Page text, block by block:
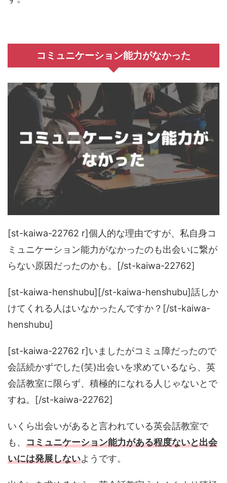
コミュニケーション能力がなかった
[st-kaiwa-22762 r]個人的な理由ですが、私自身コ
ミュニケーション能力がなかったのも出会いに繋が
らない原因だったのかも。[/st-kaiwa-22762]
[st-kaiwa-henshubu][/st-kaiwa-henshubu]話しか
けてくれる人はいなかったんですか？[/st-kaiwa-
henshubu]
[st-kaiwa-22762 r]いましたがコミュ障だったので
会話続かずでした(笑)出会いを求めているなら、英
会話教室に限らず、積極的になれる人じゃないとで
すね。[/st-kaiwa-22762]
いくら出会いがあると言われている英会話教室で
も、 コミュニケーション能力がある程度ないと出会
いには発展しないようです。